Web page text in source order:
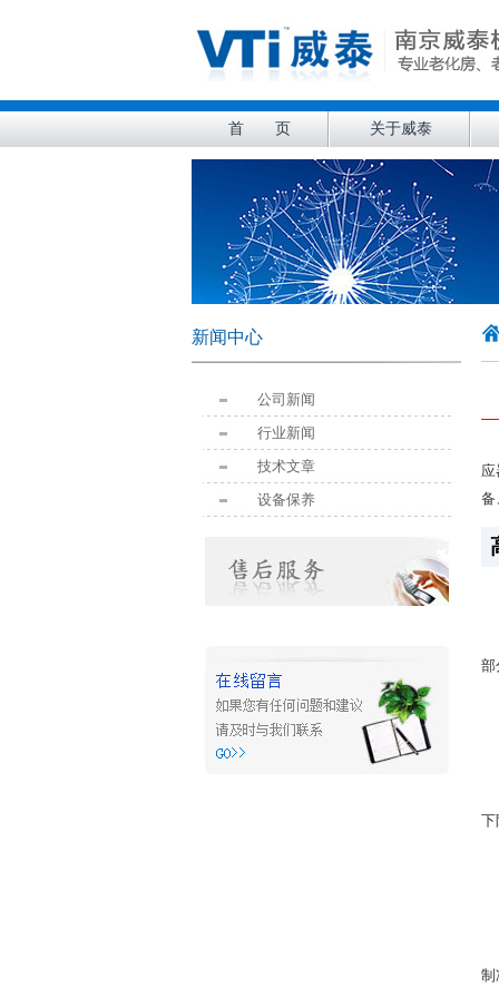
首 页 关于威泰
新闻中心
公司新闻
行业新闻
技术文章
设备保养
备
部
下
制